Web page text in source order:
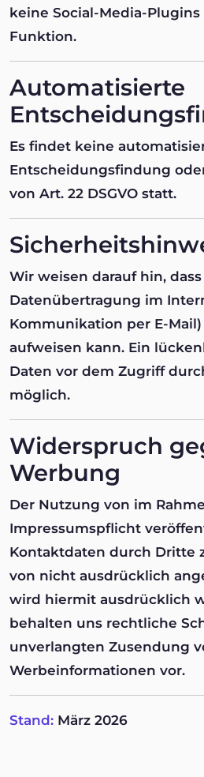
keine Social-Media-
Funktion.
Automatisierte
Es findet keine
Entscheidungsfindung
von Art. 22 DSGVO statt.
Wir weisen darauf hin,
Datenübertragung im
Kommunikation per E-
aufweisen kann. Ein
Daten vor dem Zugriff
möglich.
Widerspruch
Werbung
Der Nutzung von im
Impressumspflicht
Kontaktdaten durch Dritte
von nicht ausdrücklich
wird hiermit ausdrücklich
behalten uns rechtliche
unverlangten Zusendung
Werbeinformationen vor.
Stand: März 2026